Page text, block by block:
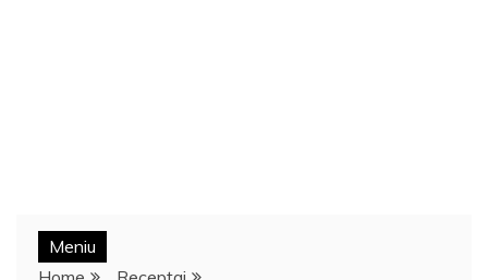
Meniu